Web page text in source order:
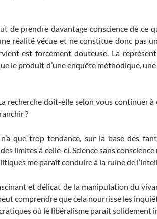
prendre davantage conscience de ce
réalité vécue et ne constitue donc pas
est forcément douteuse. La
le produit d’une enquête méthodique,
recherche doit-elle selon vous continuer
?
que trop tendance, sur la base des
limites à celle-ci. Science sans
me paraît conduire à la ruine de
et délicat de la manipulation du
comprendre que cela nourrisse les
où le libéralisme paraît solidement